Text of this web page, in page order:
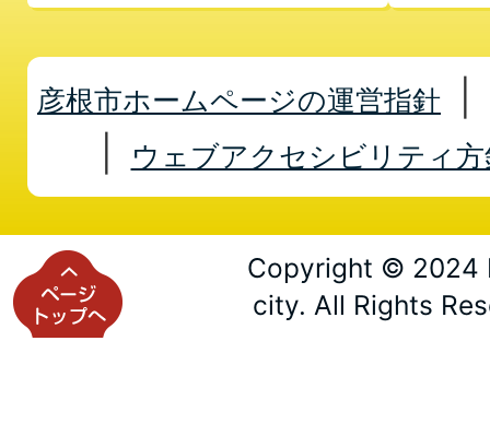
彦根市ホームページの運営指針
ウェブアクセシビリティ方
Copyright © 2024
city. All Rights